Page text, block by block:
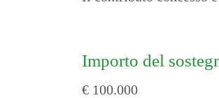
Importo del
€ 100.000